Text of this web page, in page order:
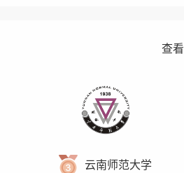
查看
云南师范大学